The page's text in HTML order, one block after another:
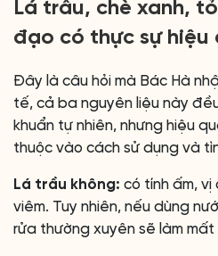
Lá trầu, chè xanh,
đạo có thực sự hiệu
Đây là câu hỏi mà Bác Hà
tế, cả ba nguyên liệu này
khuẩn tự nhiên, nhưng hiệu
thuộc vào cách sử dụng và
Lá trầu không: có tính ấm, vị
viêm. Tuy nhiên, nếu dùng
rửa thường xuyên sẽ làm